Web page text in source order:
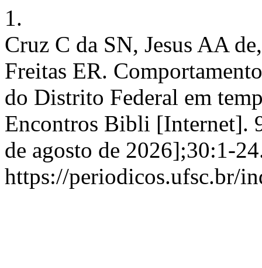
1.
Cruz C da SN, Jesus AA
Freitas ER.
do Distrito Federal em
Encontros Bibli [Internet].
de agosto de 2026];30:1-
https://periodicos.ufsc.br/